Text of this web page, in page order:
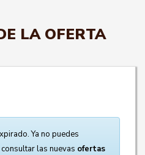
LA OFERTA
Ya no puedes
las nuevas ofertas